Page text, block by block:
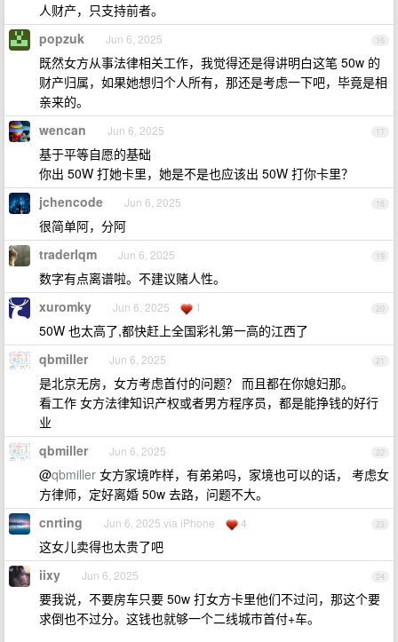
人财产，只支持前者。
16
popzuk Jun 6, 2025
既然女方从事法律相关工作，我觉得还是得讲明白这笔 50w 的
财产归属，如果她想归个人所有，那还是考虑一下吧，毕竟是相
亲来的。
17
wencan Jun 6, 2025
基于平等自愿的基础
你出 50W 打她卡里，她是不是也应该出 50W 打你卡里？
18
jchencode Jun 6, 2025
很简单阿，分阿
19
traderlqm Jun 6, 2025
数字有点离谱啦。不建议赌人性。
20
xuromky Jun 6, 2025 1
50W 也太高了,都快赶上全国彩礼第一高的江西了
21
qbmiller Jun 6, 2025
是北京无房，女方考虑首付的问题？ 而且都在你媳妇那。
看工作 女方法律知识产权或者男方程序员，都是能挣钱的好行
业
22
qbmiller Jun 6, 2025
@qbmiller 女方家境咋样，有弟弟吗，家境也可以的话， 考虑女
方律师，定好离婚 50w 去路，问题不大。
23
cnrting Jun 6, 2025 via iPhone 4
这女儿卖得也太贵了吧
24
iixy Jun 6, 2025
要我说，不要房车只要 50w 打女方卡里他们不过问，那这个要
求倒也不过分。这钱也就够一个二线城市首付+车。